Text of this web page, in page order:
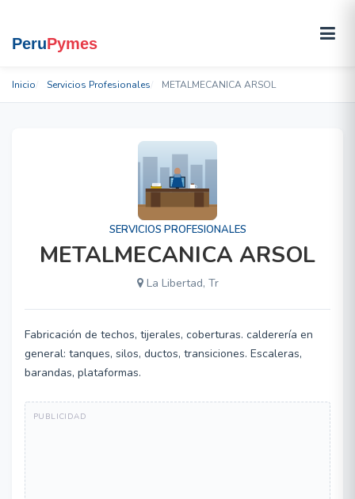
Inicio Servicios Profesionales METALMECANICA ARSOL
SERVICIOS PROFESIONALES
METALMECANICA ARSOL
La Libertad, Tr
Fabricación de techos, tijerales, coberturas. calderería en
general: tanques, silos, ductos, transiciones. Escaleras,
barandas, plataformas.